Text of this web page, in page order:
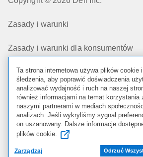
Zasady i warunki
Zasady i warunki dla konsumentów
Ochrona Prywatności
Moje wybory dotyczące prywatności
Cookies, Reklamy i wiadomości e-
Ta strona internetowa używa plików cookie
śledzenia, aby poprawić doświadczenia
analizować wydajność i ruch na naszej
również informacjami na temat korzystania
naszymi partnerami w mediach
analizach. Jeśli wykryliśmy sygnał
on uszanowany. Dalsze informacje
plików cookie.
Zarządzaj Odrzuć